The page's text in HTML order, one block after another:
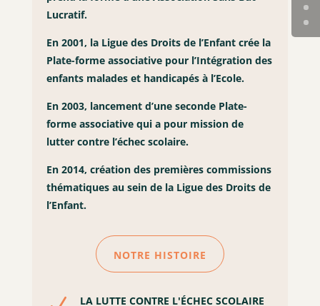
Lucratif.
En 2001, la Ligue des Droits de l’Enfant crée la
Plate-forme associative pour l’Intégration des
enfants malades et handicapés à l’Ecole.
En 2003, lancement d’une seconde Plate-
forme associative qui a pour mission de
lutter contre l’échec scolaire.
En 2014, création des premières commissions
thématiques au sein de la Ligue des Droits de
l’Enfant.
NOTRE HISTOIRE
LA LUTTE CONTRE L'ÉCHEC SCOLAIRE